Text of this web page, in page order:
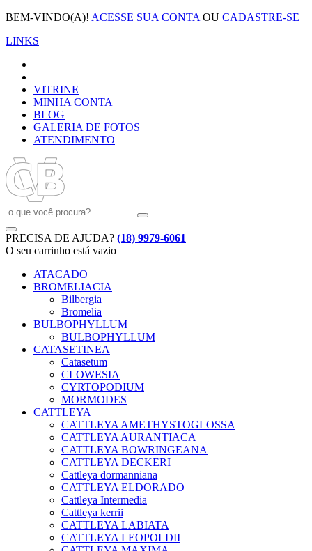
BEM-VINDO(A)! ACESSE SUA CONTA OU CADASTRE-SE
LINKS
VITRINE
MINHA CONTA
BLOG
GALERIA DE FOTOS
ATENDIMENTO
PRECISA DE AJUDA? (18) 9979-6061
O seu carrinho está vazio
ATACADO
BROMELIACIA
Bilbergia
Bromelia
BULBOPHYLLUM
BULBOPHYLLUM
CATASETINEA
Catasetum
CLOWESIA
CYRTOPODIUM
MORMODES
CATTLEYA
CATTLEYA AMETHYSTOGLOSSA
CATTLEYA AURANTIACA
CATTLEYA BOWRINGEANA
CATTLEYA DECKERI
Cattleya dormanniana
CATTLEYA ELDORADO
Cattleya Intermedia
Cattleya kerrii
CATTLEYA LABIATA
CATTLEYA LEOPOLDII